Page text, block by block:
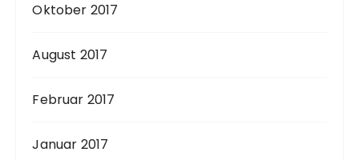
Oktober 2017
August 2017
Februar 2017
Januar 2017